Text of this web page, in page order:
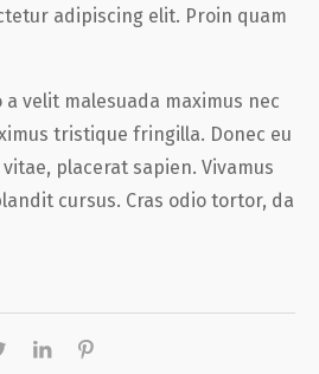
adipiscing elit. Proin quam
velit malesuada maximus nec
tristique fringilla. Donec eu
placerat sapien. Vivamus
cursus. Cras odio tortor, da